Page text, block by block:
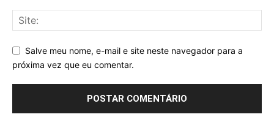
Salve meu nome, e-mail e site neste navegador para a
próxima vez que eu comentar.